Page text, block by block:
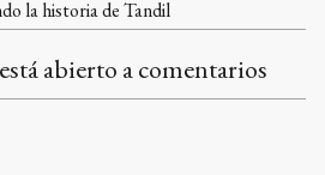
la historia de Tandil
abierto a comentarios